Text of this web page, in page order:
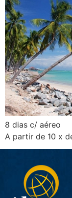
8 dias c/ aéreo
A partir de 10 x